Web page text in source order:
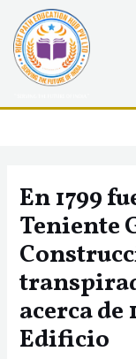
content
En 1799
Teniente
acerca de
Edificio